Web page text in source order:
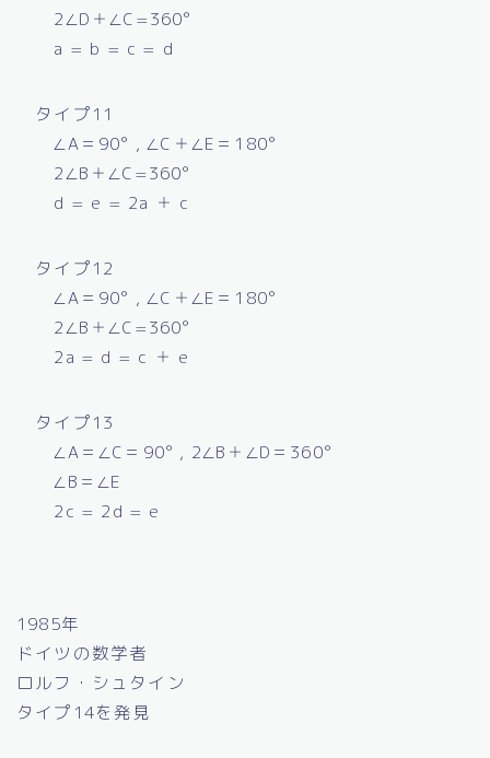
2∠D＋∠C=360°
a = b = c = d
タイプ11
∠A＝90° , ∠C＋∠E＝180°
2∠B＋∠C=360°
d = e = 2a ＋ c
タイプ12
∠A＝90° , ∠C＋∠E＝180°
2∠B＋∠C=360°
2a = d = c ＋ e
タイプ13
∠A＝∠C＝90° , 2∠B＋∠D＝360°
∠B＝∠E
2c = 2d = e
1985年
ドイツの数学者
ロルフ・シュタイン
タイプ14を発見